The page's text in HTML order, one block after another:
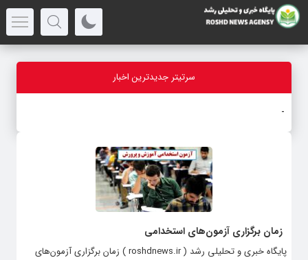
سرتیتر جدیدترین اخبار
قیمت سکه
زمان برگزاری آزمون‌های استخدامی
پایگاه خبری و تحلیلی رشد ( roshdnews.ir ) زمان برگزاری آزمون‌های